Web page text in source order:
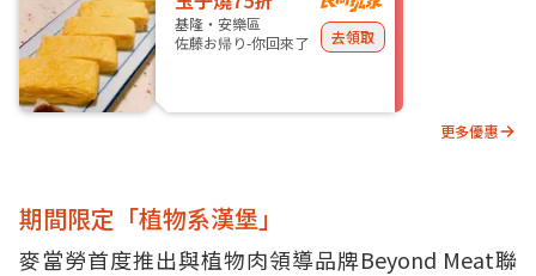
基隆・安樂區
佐藤お帰り-你回來了
去領取
更多優惠
期間限定「植物系漢堡」
麥當勞首度推出與植物肉領導品牌Beyond Meat聯